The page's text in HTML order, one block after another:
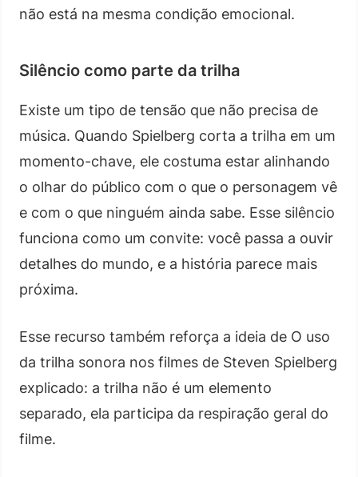
não está na mesma condição emocional.
Silêncio como parte da trilha
Existe um tipo de tensão que não precisa de
música. Quando Spielberg corta a trilha em um
momento-chave, ele costuma estar alinhando
o olhar do público com o que o personagem vê
e com o que ninguém ainda sabe. Esse silêncio
funciona como um convite: você passa a ouvir
detalhes do mundo, e a história parece mais
próxima.
Esse recurso também reforça a ideia de O uso
da trilha sonora nos filmes de Steven Spielberg
explicado: a trilha não é um elemento
separado, ela participa da respiração geral do
filme.